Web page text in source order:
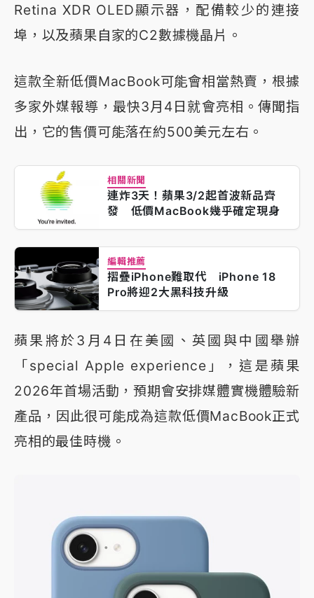
Retina XDR OLED顯示器，配備較少的連接
埠，以及蘋果自家的C2數據機晶片。
這款全新低價MacBook可能會相當熱賣，根據
多家外媒報導，最快3月4日就會亮相。傳聞指
出，它的售價可能落在約500美元左右。
相關新聞
連炸3天！蘋果3/2起首波新品齊
發 低價MacBook幾乎確定現身
編輯推薦
摺疊iPhone難取代 iPhone 18
Pro將迎2大黑科技升級
蘋果將於3月4日在美國、英國與中國舉辦
「special Apple experience」，這是蘋果
2026年首場活動，預期會安排媒體實機體驗新
產品，因此很可能成為這款低價MacBook正式
亮相的最佳時機。